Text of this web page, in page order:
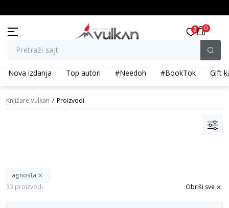
Pretraži sajt
0 0
Nova izdanja Top autori #Needoh #BookTok Gift
Knjižare Vulkan Proizvodi
agnosta
33 proizvodi
Obriši sve